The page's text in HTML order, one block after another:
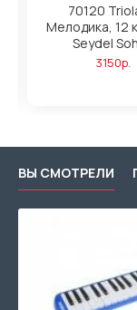
70120
Мелодика, 12
Seydel
3150р.
ВЫ СМОТРЕЛИ